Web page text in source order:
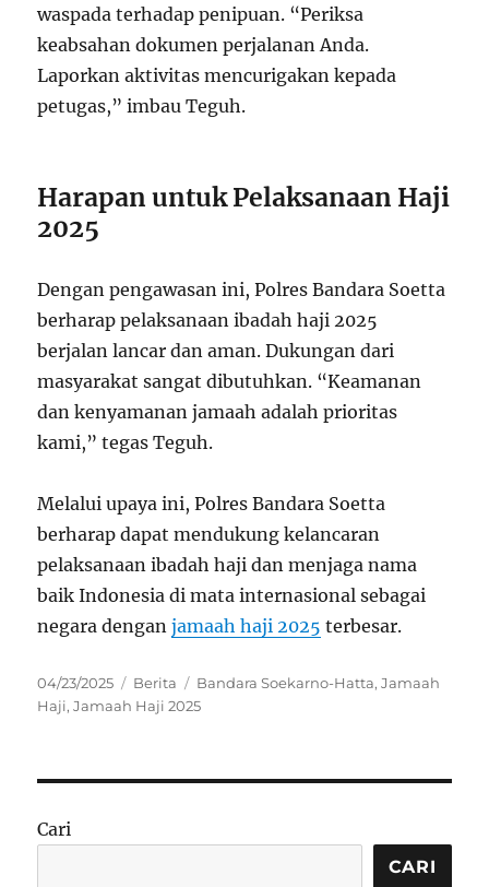
waspada terhadap penipuan. “Periksa
keabsahan dokumen perjalanan Anda.
Laporkan aktivitas mencurigakan kepada
petugas,” imbau Teguh.
Harapan untuk Pelaksanaan Haji
2025
Dengan pengawasan ini, Polres Bandara Soetta
berharap pelaksanaan ibadah haji 2025
berjalan lancar dan aman. Dukungan dari
masyarakat sangat dibutuhkan. “Keamanan
dan kenyamanan jamaah adalah prioritas
kami,” tegas Teguh.
Melalui upaya ini, Polres Bandara Soetta
berharap dapat mendukung kelancaran
pelaksanaan ibadah haji dan menjaga nama
baik Indonesia di mata internasional sebagai
negara denganjamaah haji 2025 terbesar.
Posted
on
04/23/2025 Categories
Berita Tags
Bandara Soekarno-Hatta,Jamaah
Haji,Jamaah Haji 2025
Cari
CARI